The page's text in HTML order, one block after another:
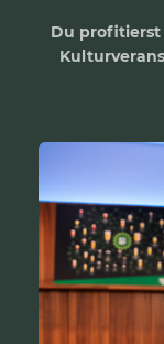
Du profitierst